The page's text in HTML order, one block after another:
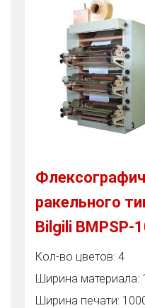
ракельного
Bilgili BMPSP-
Кол-во цветов: 4
Ширина материала:
Ширина печати: